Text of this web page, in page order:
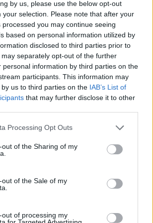
by us, please use the below opt-out
your selection. Please note that after your
you may continue seeing
based on personal information utilized by
disclosed to third parties prior to
separately opt-out of the further
personal information by third parties on the
participants. This information may
us to third parties on the IAB’s List of
that may further disclose it to other
Processing Opt Outs
out of the Sharing of my
out of the Sale of my
out of processing my
di impianti fotovoltaici integrati con accumulo
rappresenta una soluzione chiave per una
modelli operativi con un ridotto impatto
nellalogistica, un settore in cui la
a una fornitura costante e stabile di
anno il 14% degli alimenti viene sprecato a
non ottimale della catena del freddo, dovuta
di corrente) si scontra con un impatto
di CO2 prodotte dalle aziende logistiche. I
a limitare in modo significativo l’impronta di
di ridurre il costo dell’energia di picco e la
(fino a 3-5 gradi °C), con un conseguente
garantiscono un’alimentazione stabile anche
all’energia accumulata dall’ESS.
nel settore logistico. Tra questi, il progetto